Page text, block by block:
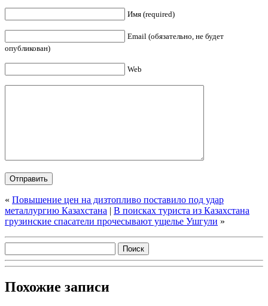
Имя (required)
Email (обязательно, не будет
опубликован)
Web
« Повышение цен на дизтопливо поставило под удар
металлургию Казахстана | В поисках туриста из Казахстана
грузинские спасатели прочесывают ущелье Ушгули »
Похожие записи